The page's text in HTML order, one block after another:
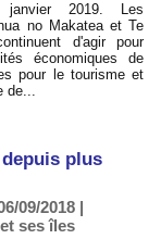
2019. Les
no Makatea et Te
d'agir pour
économiques de
pour le tourisme et
de...
plus
09/2018 |
ses îles